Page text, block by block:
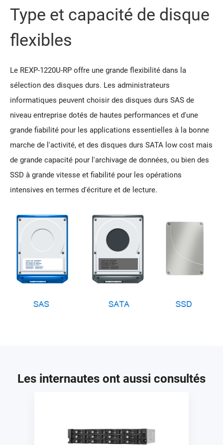
Type et capacité de disque
flexibles
Le REXP-1220U-RP offre une grande flexibilité dans la
sélection des disques durs. Les administrateurs
informatiques peuvent choisir des disques durs SAS de
niveau entreprise dotés de hautes performances et d'une
grande fiabilité pour les applications essentielles à la bonne
marche de l'activité, et des disques durs SATA low cost mais
de grande capacité pour l'archivage de données, ou bien des
SSD à grande vitesse et fiabilité pour les opérations
intensives en termes d'écriture et de lecture.
Les internautes ont aussi consultés